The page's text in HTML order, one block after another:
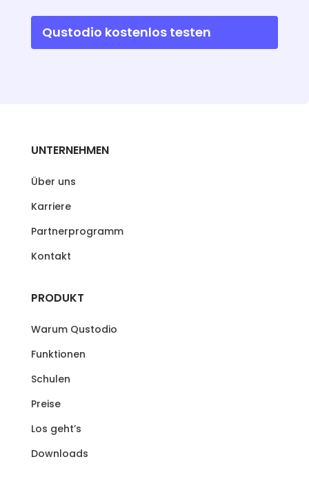
Qustodio kostenlos testen
UNTERNEHMEN
Über uns
Karriere
Partnerprogramm
Kontakt
PRODUKT
Warum Qustodio
Funktionen
Schulen
Preise
Los geht’s
Downloads